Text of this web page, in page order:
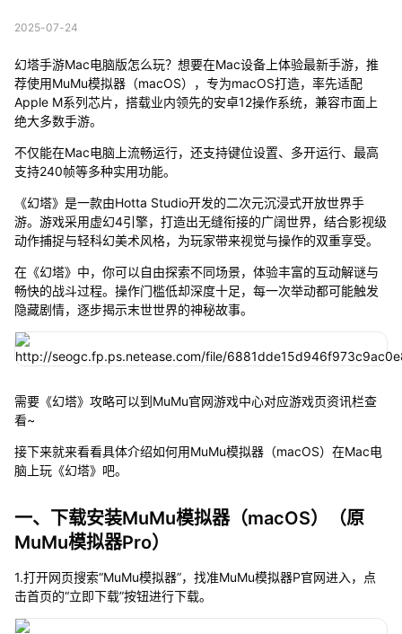
2025-07-24
幻塔手游Mac电脑版怎么玩？想要在Mac设备上体验最新手游，推
荐使用MuMu模拟器（macOS），专为macOS打造，率先适配
Apple M系列芯片，搭载业内领先的安卓12操作系统，兼容市面上
绝大多数手游。
不仅能在Mac电脑上流畅运行，还支持键位设置、多开运行、最高
支持240帧等多种实用功能。
《幻塔》是一款由Hotta Studio开发的二次元沉浸式开放世界手
游。游戏采用虚幻4引擎，打造出无缝衔接的广阔世界，结合影视级
动作捕捉与轻科幻美术风格，为玩家带来视觉与操作的双重享受。
在《幻塔》中，你可以自由探索不同场景，体验丰富的互动解谜与
畅快的战斗过程。操作门槛低却深度十足，每一次举动都可能触发
隐藏剧情，逐步揭示末世世界的神秘故事。
需要《幻塔》攻略可以到MuMu官网游戏中心对应游戏页资讯栏查
看~
接下来就来看看具体介绍如何用MuMu模拟器（macOS）在Mac电
脑上玩《幻塔》吧。
一、下载安装MuMu模拟器（macOS）（原
MuMu模拟器Pro）
1.打开网页搜索“MuMu模拟器”，找准MuMu模拟器P官网进入，点
击首页的“立即下载”按钮进行下载。